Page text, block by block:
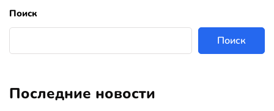
Поиск
Поиск
Последние новости